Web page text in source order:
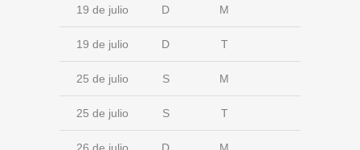
19 de julio D M
19 de julio D T
25 de julio S M
25 de julio S T